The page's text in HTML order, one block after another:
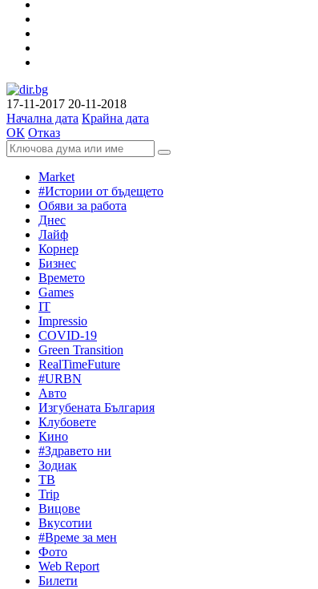
17-11-2017 20-11-2018
Начална дата Крайна дата
ОК Отказ
Market
#Истории от бъдещето
Обяви за работа
Днес
Лайф
Корнер
Бизнес
Времето
Games
IT
Impressio
COVID-19
Green Transition
RealTimeFuture
#URBN
Авто
Изгубената България
Клубовете
Кино
#Здравето ни
Зодиак
ТВ
Trip
Вицове
Вкусотии
#Време за мен
Фото
Web Report
Билети